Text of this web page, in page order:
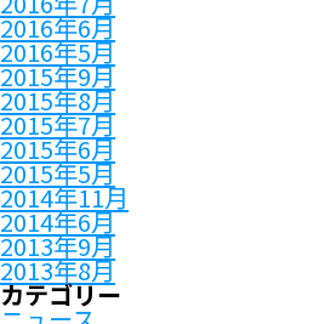
2016年6月
2016年5月
2015年9月
2015年8月
2015年7月
2015年6月
2015年5月
2014年11月
2014年6月
2013年9月
2013年8月
カテゴリー